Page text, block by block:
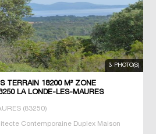
3 PHOTO(S)
TERRAIN 18200 M² ZONE
LA LONDE-LES-MAURES
(83250)
Contemporaine Duplex Maison